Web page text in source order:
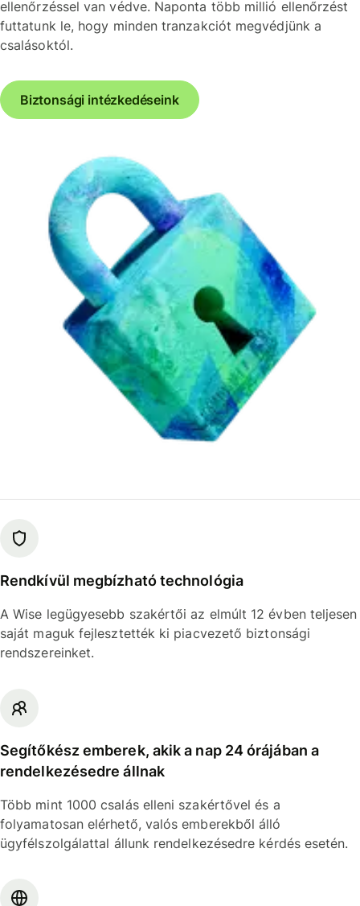
ellenőrzéssel van védve. Naponta több millió ellenőrzést
futtatunk le, hogy minden tranzakciót megvédjünk a
csalásoktól.
Biztonsági intézkedéseink
Rendkívül megbízható technológia
A Wise legügyesebb szakértői az elmúlt 12 évben teljesen
saját maguk fejlesztették ki piacvezető biztonsági
rendszereinket.
Segítőkész emberek, akik a nap 24 órájában a
rendelkezésedre állnak
Több mint 1000 csalás elleni szakértővel és a
folyamatosan elérhető, valós emberekből álló
ügyfélszolgálattal állunk rendelkezésedre kérdés esetén.